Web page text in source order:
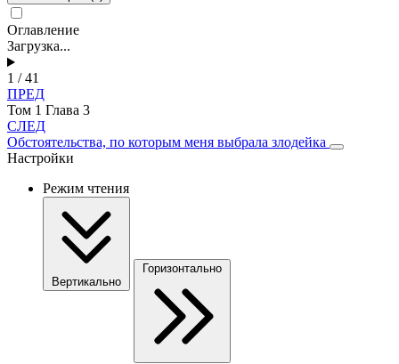
Оглавление
Загрузка...
1 / 41
ПРЕД
Том 1 Глава 3
СЛЕД
Обстоятельства, по которым меня выбрала злодейка
Настройки
Режим чтения
Вертикально
Горизонтально